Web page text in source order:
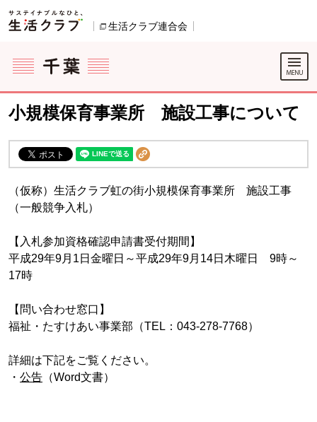
ページの先頭です。
生活クラブ連合会
ここからサイト内共通メニューです。
サイト内共通メニューをスキップする
サイト内共通メニューここまで。
小規模保育事業所 施設工事について
（仮称）生活クラブ虹の街小規模保育事業所 施設工事
（一般競争入札）
【入札参加資格確認申請書受付期間】
平成29年9月1日金曜日～平成29年9月14日木曜日 9時～
17時
【問い合わせ窓口】
福祉・たすけあい事業部（TEL：043-278-7768）
詳細は下記をご覧ください。
・ 公告 （Word文書）